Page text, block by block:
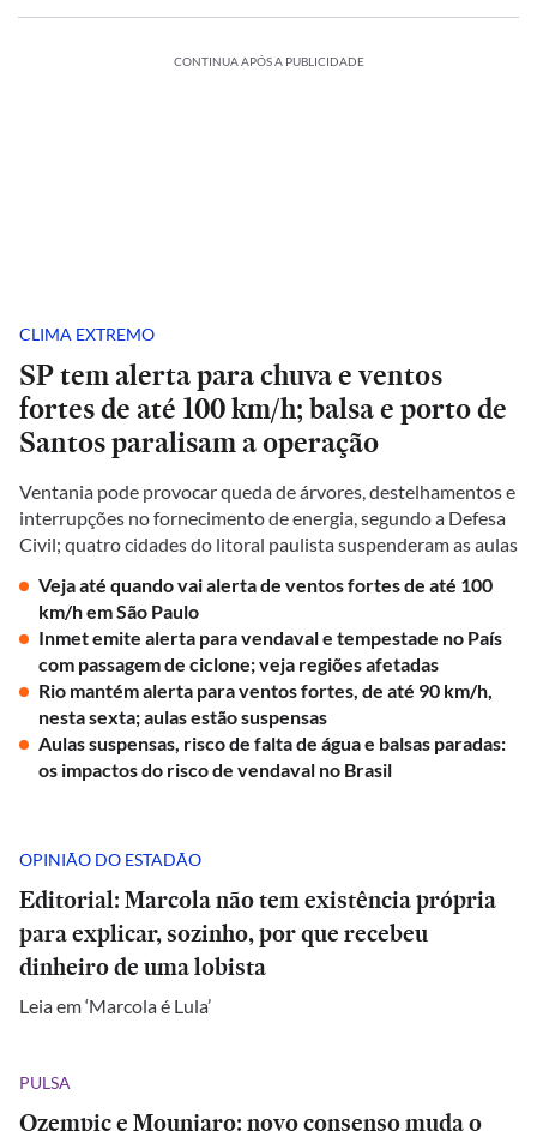
CONTINUA APÓS A PUBLICIDADE
CLIMA EXTREMO
SP tem alerta para chuva e ventos
fortes de até 100 km/h; balsa e porto de
Santos paralisam a operação
Ventania pode provocar queda de árvores, destelhamentos e
interrupções no fornecimento de energia, segundo a Defesa
Civil; quatro cidades do litoral paulista suspenderam as aulas
Veja até quando vai alerta de ventos fortes de até 100
km/h em São Paulo
Inmet emite alerta para vendaval e tempestade no País
com passagem de ciclone; veja regiões afetadas
Rio mantém alerta para ventos fortes, de até 90 km/h,
nesta sexta; aulas estão suspensas
Aulas suspensas, risco de falta de água e balsas paradas:
os impactos do risco de vendaval no Brasil
OPINIÃO DO ESTADÃO
Editorial: Marcola não tem existência própria
para explicar, sozinho, por que recebeu
dinheiro de uma lobista
Leia em ‘Marcola é Lula’
PULSA
Ozempic e Mounjaro: novo consenso muda o